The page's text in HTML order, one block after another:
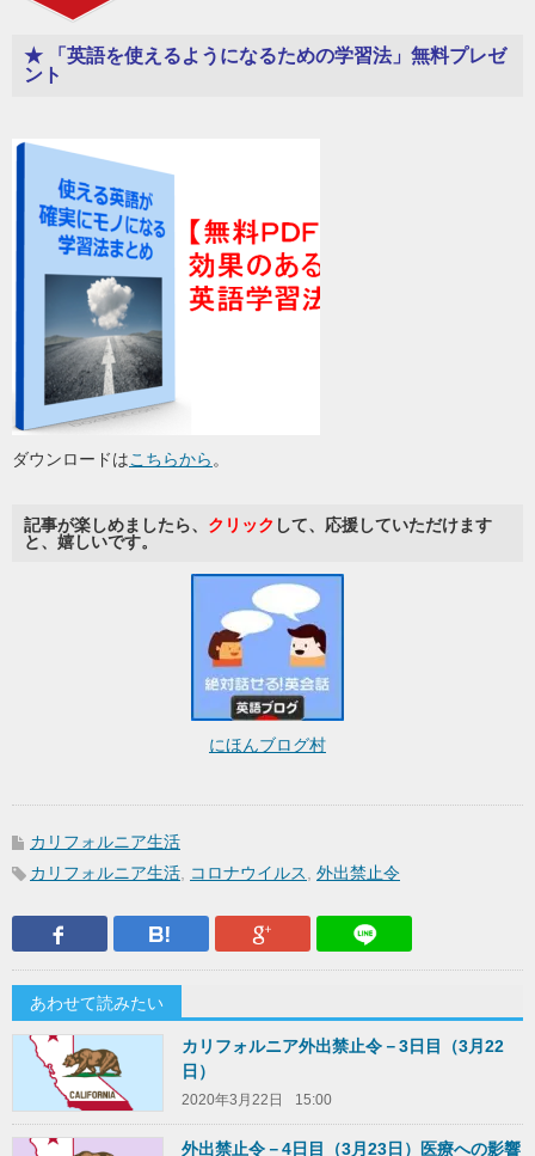
★ 「英語を使えるようになるための学習法」無料プレゼ
ント
ダウンロードはこちらから 。
記事が楽しめましたら、 クリック して、応援していただけます
と、嬉しいです。
にほんブログ村
カリフォルニア生活
カリフォルニア生活
コロナウイルス 外出禁止令
Facebook はてなブックマークGoogle Plus
あわせて読みたい
カリフォルニア外出禁止令－3日目（3月22
日）
2020年3月22日 15:00
外出禁止令－4日目（3月23日）医療への影響